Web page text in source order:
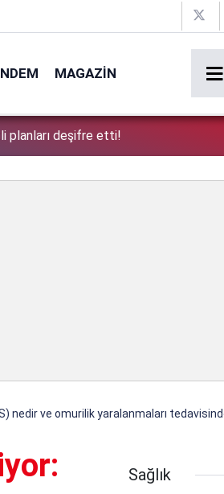
MAGAZIN
planları deşifre etti!
faydalanamayacak?
ve omurilik yaralanmaları
Sağlık